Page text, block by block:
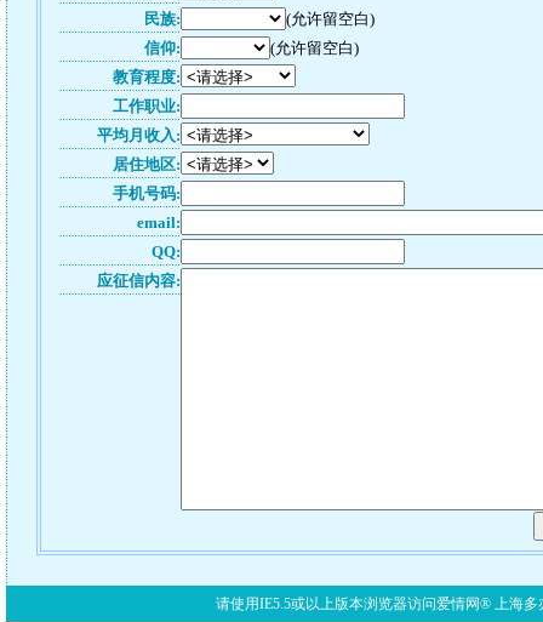
民族:
(允许留空白)
信仰:
(允许留空白)
教育程度:
工作职业:
平均月收入:
居住地区:
手机号码:
email:
QQ:
应征信内容:
请使用IE5.5或以上版本浏览器访问爱情网® 上海多